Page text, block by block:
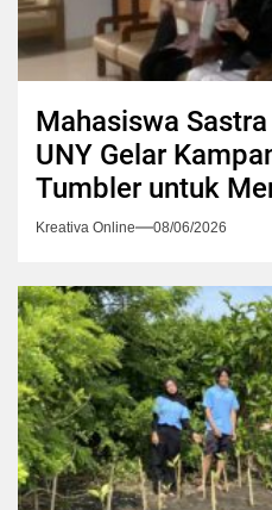
Mahasiswa
UNY Gelar
Tumbler untuk
Kreativa Online 08/06/2026